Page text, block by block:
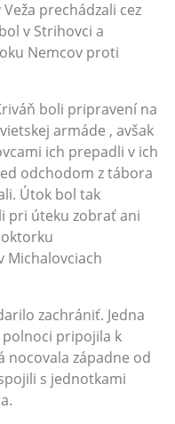
prechádzali cez
v Strihovci a
Nemcov proti
boli pripravení na
armáde , avšak
ich prepadli v ich
odchodom z tábora
Útok bol tak
pri úteku zobrať ani
Michalovciach
zachrániť. Jedna
polnoci pripojila k
nocovala západne od
s jednotkami